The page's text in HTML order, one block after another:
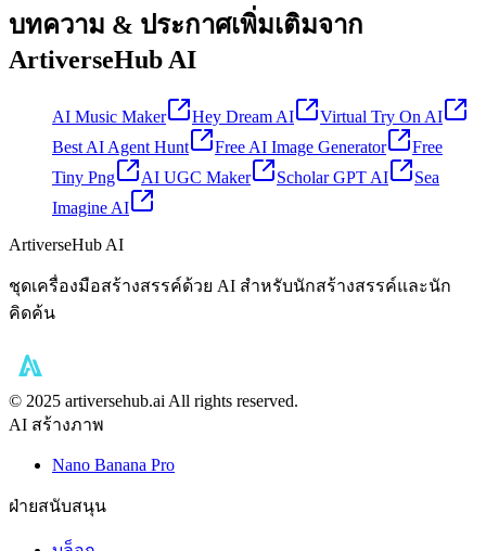
บทความ & ประกาศเพิ่มเติมจาก
ArtiverseHub AI
AI Music Maker Hey Dream AI
Virtual Try On AI
Best AI Agent Hunt
Free AI Image Generator
Free
Tiny Png
AI UGC Maker Scholar GPT AI
Sea
Imagine AI
ArtiverseHub AI
ชุดเครื่องมือสร้างสรรค์ด้วย AI สำหรับนักสร้างสรรค์และนัก
คิดค้น
©️ 2025 artiversehub.ai All rights reserved.
AI สร้างภาพ
Nano Banana Pro
ฝ่ายสนับสนุน